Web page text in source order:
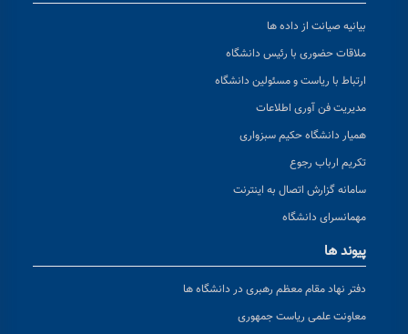
بیانیه صیانت از داده ها
ملاقات حضوری با رئیس دانشگاه
ارتباط با ریاست و مسئولین دانشگاه
مدیریت فن آوری اطلاعات
همیار دانشگاه حکیم سبزواری
تکریم ارباب رجوع
سامانه گزارش اتصال به اینترنت
مهمانسرای دانشگاه
پیوند ها
دفتر نهاد مقام معظم رهبری در دانشگاه ها
معاونت علمی ریاست جمهوری